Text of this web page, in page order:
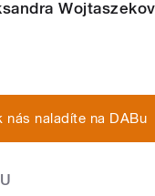
nás naladíte na DABu